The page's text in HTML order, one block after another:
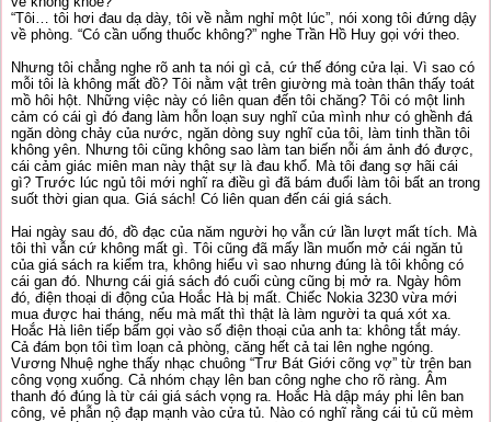
“Tôi… tôi hơi đau dạ dày, tôi về nằm nghỉ một lúc”, nói xong tôi đứng dậy
về phòng. “Có cần uống thuốc không?” nghe Trần Hồ Huy gọi với theo.
Nhưng tôi chẳng nghe rõ anh ta nói gì cả, cứ thế đóng cửa lại. Vì sao có
mỗi tôi là không mất đồ? Tôi nằm vật trên giường mà toàn thân thấy toát
mồ hôi hột. Những việc này có liên quan đến tôi chăng? Tôi có một linh
cảm có cái gì đó đang làm hỗn loạn suy nghĩ của mình như có ghềnh đá
ngăn dòng chảy của nước, ngăn dòng suy nghĩ của tôi, làm tinh thần tôi
không yên. Nhưng tôi cũng không sao làm tan biến nỗi ám ảnh đó được,
cái cảm giác miên man này thật sự là đau khổ. Mà tôi đang sợ hãi cái
gì? Trước lúc ngủ tôi mới nghĩ ra điều gì đã bám đuổi làm tôi bất an trong
suốt thời gian qua. Giá sách! Có liên quan đến cái giá sách.
Hai ngày sau đó, đồ đạc của năm người họ vẫn cứ lần lượt mất tích. Mà
tôi thì vẫn cứ không mất gì. Tôi cũng đã mấy lần muốn mở cái ngăn tủ
của giá sách ra kiểm tra, không hiểu vì sao nhưng đúng là tôi không có
cái gan đó. Nhưng cái giá sách đó cuối cùng cũng bị mở ra. Ngày hôm
đó, điện thoại di động của Hoắc Hà bị mất. Chiếc Nokia 3230 vừa mới
mua được hai tháng, nếu mà mất thì thật là làm người ta quá xót xa.
Hoắc Hà liên tiếp bấm gọi vào số điện thoại của anh ta: không tắt máy.
Cả đám bọn tôi tìm loạn cả phòng, căng hết cả tai lên nghe ngóng.
Vương Nhuệ nghe thấy nhạc chuông “Trư Bát Giới cõng vợ” từ trên ban
công vọng xuống. Cả nhóm chạy lên ban công nghe cho rõ ràng. Âm
thanh đó đúng là từ cái giá sách vọng ra. Hoắc Hà dập máy phi lên ban
công, vẻ phẫn nộ đạp mạnh vào cửa tủ. Nào có nghĩ rằng cái tủ cũ mèm